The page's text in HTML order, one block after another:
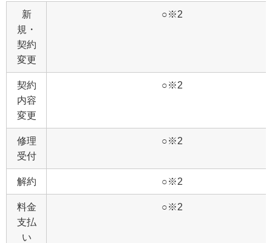
新
規・
契約
変更
○※2
契約
内容
変更
○※2
修理
受付
○※2
解約 ○※2
料金
支払
い
○※2